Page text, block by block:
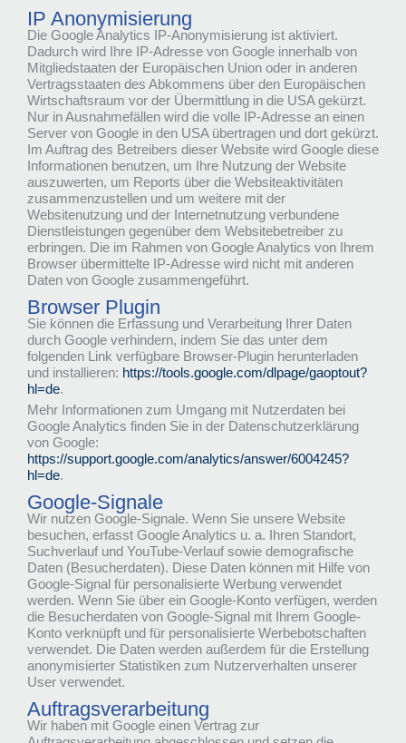
IP Anonymisierung
Die Google Analytics IP-Anonymisierung ist aktiviert.
Dadurch wird Ihre IP-Adresse von Google innerhalb von
Mitgliedstaaten der Europäischen Union oder in anderen
Vertragsstaaten des Abkommens über den Europäischen
Wirtschaftsraum vor der Übermittlung in die USA gekürzt.
Nur in Ausnahmefällen wird die volle IP-Adresse an einen
Server von Google in den USA übertragen und dort gekürzt.
Im Auftrag des Betreibers dieser Website wird Google diese
Informationen benutzen, um Ihre Nutzung der Website
auszuwerten, um Reports über die Websiteaktivitäten
zusammenzustellen und um weitere mit der
Websitenutzung und der Internetnutzung verbundene
Dienstleistungen gegenüber dem Websitebetreiber zu
erbringen. Die im Rahmen von Google Analytics von Ihrem
Browser übermittelte IP-Adresse wird nicht mit anderen
Daten von Google zusammengeführt.
Browser Plugin
Sie können die Erfassung und Verarbeitung Ihrer Daten
durch Google verhindern, indem Sie das unter dem
folgenden Link verfügbare Browser-Plugin herunterladen
und installieren: https://tools.google.com/dlpage/gaoptout?
hl=de.
Mehr Informationen zum Umgang mit Nutzerdaten bei
Google Analytics finden Sie in der Datenschutzerklärung
von Google:
https://support.google.com/analytics/answer/6004245?
hl=de.
Google-Signale
Wir nutzen Google-Signale. Wenn Sie unsere Website
besuchen, erfasst Google Analytics u. a. Ihren Standort,
Suchverlauf und YouTube-Verlauf sowie demografische
Daten (Besucherdaten). Diese Daten können mit Hilfe von
Google-Signal für personalisierte Werbung verwendet
werden. Wenn Sie über ein Google-Konto verfügen, werden
die Besucherdaten von Google-Signal mit Ihrem Google-
Konto verknüpft und für personalisierte Werbebotschaften
verwendet. Die Daten werden außerdem für die Erstellung
anonymisierter Statistiken zum Nutzerverhalten unserer
User verwendet.
Auftragsverarbeitung
Wir haben mit Google einen Vertrag zur